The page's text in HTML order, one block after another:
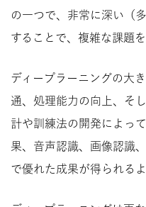
の一つで、非常に深い（
することで、複雑な課題を
ディープラーニングの大
通、処理能力の向上、そ
計や訓練法の開発によっ
果、音声認識、画像認識
で優れた成果が得られる